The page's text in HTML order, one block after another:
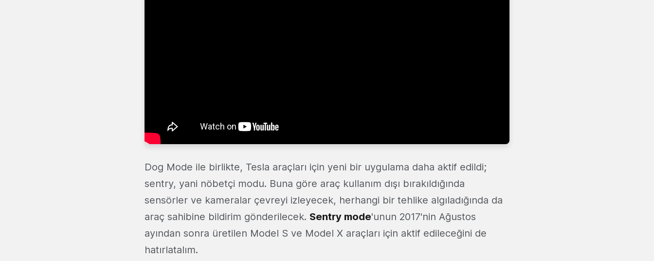
Dog Mode ile birlikte, Tesla araçları için yeni bir uygulama daha aktif edildi;
sentry, yani nöbetçi modu. Buna göre araç kullanım dışı bırakıldığında
sensörler ve kameralar çevreyi izleyecek, herhangi bir tehlike algıladığında da
araç sahibine bildirim gönderilecek. Sentry mode'unun 2017'nin Ağustos
ayından sonra üretilen Model S ve Model X araçları için aktif edileceğini de
hatırlatalım.